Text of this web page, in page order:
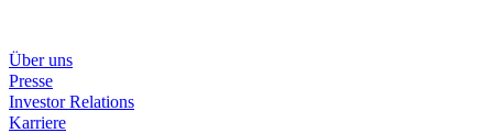
Über uns
Presse
Investor Relations
Karriere